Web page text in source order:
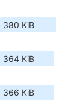
380 KiB
364 KiB
366 KiB